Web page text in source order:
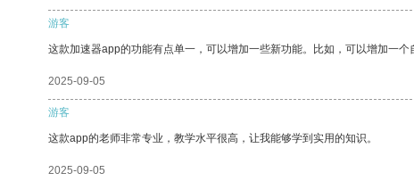
游客
这款加速器app的功能有点单一，可以增加一些新功能。比如，可以增加一
2025-09-05
游客
这款app的老师非常专业，教学水平很高，让我能够学到实用的知识。
2025-09-05